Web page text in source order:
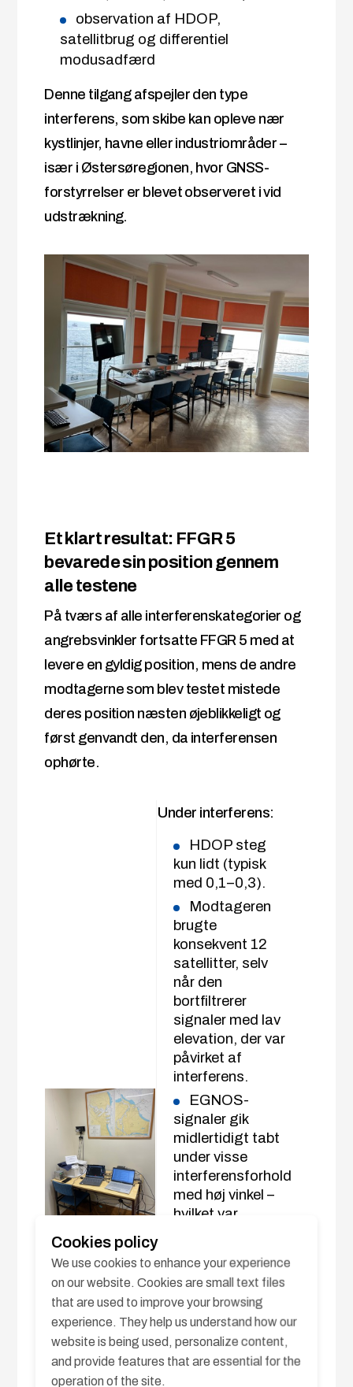
observation af HDOP,
satellitbrug og differentiel
modusadfærd
Denne tilgang afspejler den type
interferens, som skibe kan opleve nær
kystlinjer, havne eller industriområder –
især i Østersøregionen, hvor GNSS-
forstyrrelser er blevet observeret i vid
udstrækning.
Et klart resultat: FFGR 5
bevarede sin position gennem
alle testene
På tværs af alle interferenskategorier og
angrebsvinkler fortsatte FFGR 5 med at
levere en gyldig position, mens de andre
modtagerne som blev testet mistede
deres position næsten øjeblikkeligt og
først genvandt den, da interferensen
ophørte.
Under interferens:
HDOP steg
kun lidt (typisk
med 0,1–0,3).
Modtageren
brugte
konsekvent 12
satellitter, selv
når den
bortfiltrerer
signaler med lav
elevation, der var
påvirket af
interferens.
EGNOS-
signaler gik
midlertidigt tabt
under visse
interferensforhold
med høj vinkel –
hvilket var
den lave elevation
af geostationære
SBAS-satellitter i
Nordeuropa.
På trods af
dette opretholdt
Cookies policy
We use cookies to enhance your experience
on our website. Cookies are small text files
that are used to improve your browsing
experience. They help us understand how our
website is being used, personalize content,
and provide features that are essential for the
operation of the site.